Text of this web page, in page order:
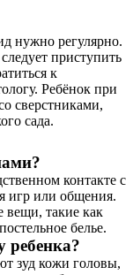
нужно регулярно.
приступить
к
Ребёнок при
сверстниками,
сада.
контакте с
игр или общения.
вещи, такие как
белье.
зуд кожи головы,